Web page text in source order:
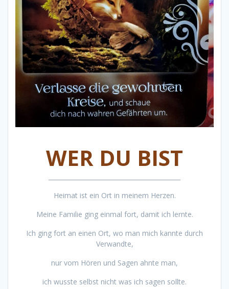
WER DU BIST
Heimat ist ein Ort in meinem Herzen.
Meine Familie ging einmal fort, damit ich lernte.
Ich ging fort an einen Ort, wo man mich kannte durch
Verwandte,
nur vom Hören und Sagen ahnte man,
ich wusste selbst nicht was ich sagen sollte.